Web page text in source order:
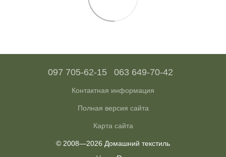
097 705-62-15 063 649-70-42
Контактная информация
Полная версия сайта
Карта сайта
© 2008—2026 Домашний текстиль